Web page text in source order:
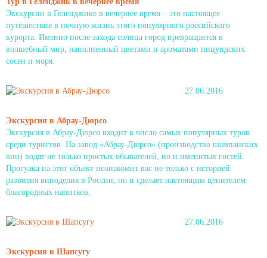
Экскурсии в Геленджике в вечернее время – это настоящее
путешествие в ночную жизнь этого популярного российского
курорта. Именно после захода солнца город превращается в
волшебный мир, наполненный цветами и ароматами пицундских
сосен и моря.
27.06.2016
Экскурсия в Абрау-Дюрсо
Экскурсия в Абрау-Дюрсо входит в число самых популярных туров
среди туристов. На завод «Абрау-Дюрсо» (производство шампанских
вин) водят не только простых обывателей, но и именитых гостей.
Прогулка на этот объект познакомит вас не только с историей
развития виноделия в России, но и сделает настоящим ценителем
благородных напитков.
27.06.2016
Экскурсия в Шапсугу